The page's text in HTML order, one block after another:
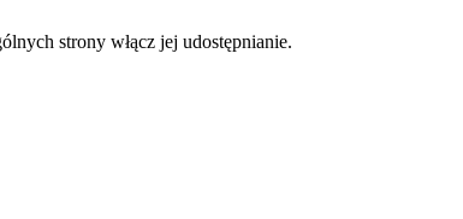
strony włącz jej udostępnianie.